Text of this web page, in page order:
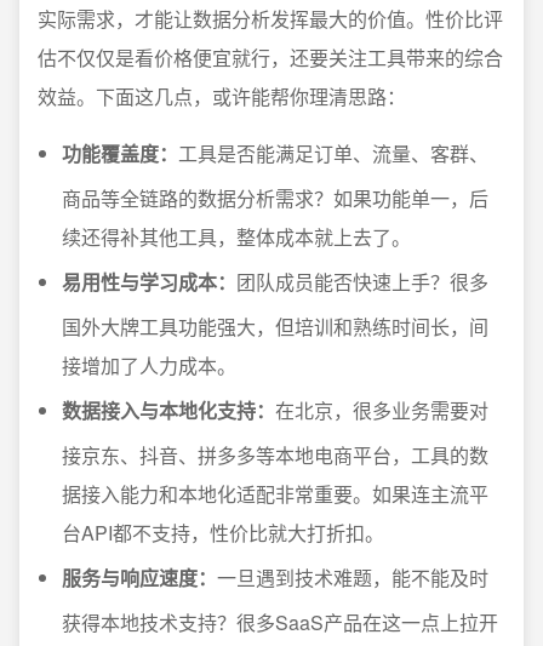
实际需求，才能让数据分析发挥最大的价值。性价比评
估不仅仅是看价格便宜就行，还要关注工具带来的综合
效益。下面这几点，或许能帮你理清思路：
功能覆盖度： 工具是否能满足订单、流量、客群、
商品等全链路的数据分析需求？如果功能单一，后
续还得补其他工具，整体成本就上去了。
易用性与学习成本： 团队成员能否快速上手？很多
国外大牌工具功能强大，但培训和熟练时间长，间
接增加了人力成本。
数据接入与本地化支持： 在北京，很多业务需要对
接京东、抖音、拼多多等本地电商平台，工具的数
据接入能力和本地化适配非常重要。如果连主流平
台API都不支持，性价比就大打折扣。
服务与响应速度： 一旦遇到技术难题，能不能及时
获得本地技术支持？很多SaaS产品在这一点上拉开